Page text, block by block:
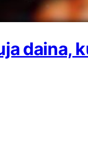
daina,